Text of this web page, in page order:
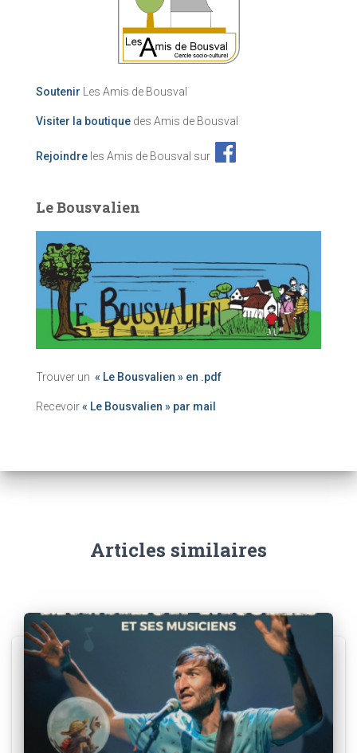
Soutenir Les Amis de Bousval
Visiter la boutique des Amis de Bousval
Rejoindre les Amis de Bousval sur
Le Bousvalien
Trouver un « Le Bousvalien » en .pdf
Recevoir« Le Bousvalien » par mail
Articles similaires